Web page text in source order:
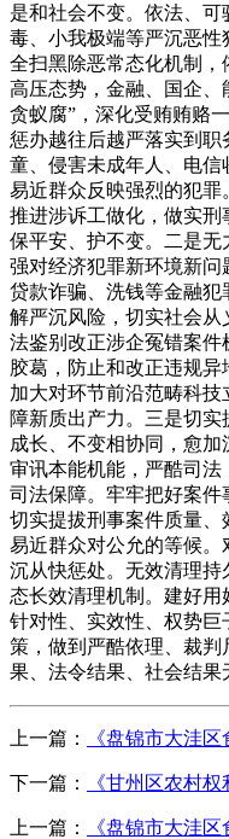
是和社会不变。依法、
毒、小我极端等严沉恶
全扫黑除恶常态化机制，
高压态势，金融、国企、
贪蚁腐”，深化受贿贿赂
惩办越往后越严落实到
童、侵害未成年人、电
易近群众反映强烈的犯罪
推进涉诉工做化，做实刑
保平安、护不变。二是
强对经济犯罪新环境新问
贷款诈骗、洗钱等金融
解严沉风险，切实社会
法鉴别改正涉企冤错案
胶葛，防止和改正违规异
加大对环节前沿范畴科
障新质出产力。三是切实
成长、不变相协同，愈
审讯本能机能，严酷司法
司法保障。牢牢把好案件
切实提拔刑事案件质量
易近群众对公允的等候。
沉从快惩处。无效清理持
态长效清理机制。建好
针对性、实效性、权势
策，做到严酷依理、裁
果、法令结果、社会结果
上一篇： 《盘锦市大洼
下一篇： 《甘州区农村
上一篇： 《盘锦市大洼